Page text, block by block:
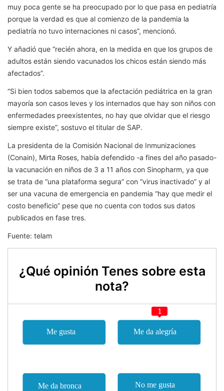
muy poca gente se ha preocupado por lo que pasa en pediatría
porque la verdad es que al comienzo de la pandemia la
pediatría no tuvo internaciones ni casos”, mencionó.
Y añadió que “recién ahora, en la medida en que los grupos de
adultos están siendo vacunados los chicos están siendo más
afectados”.
“Si bien todos sabemos que la afectación pediátrica en la gran
mayoría son casos leves y los internados que hay son niños con
enfermedades preexistentes, no hay que olvidar que el riesgo
siempre existe”, sostuvo el titular de SAP.
La presidenta de la Comisión Nacional de Inmunizaciones
(Conain), Mirta Roses, había defendido -a fines del año pasado-
la vacunación en niños de 3 a 11 años con Sinopharm, ya que
se trata de “una plataforma segura” con “virus inactivado” y al
ser una vacuna de emergencia en pandemia “hay que medir el
costo beneficio” pese que no cuenta con todos sus datos
publicados en fase tres.
Fuente: telam
¿Qué opinión Tenes sobre esta
nota?
1